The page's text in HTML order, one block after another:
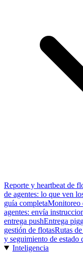
Reporte y heartbeat de
de agentes: lo que ven
guía completaMonitoreo
agentes: envía
entrega pushEntrega
gestión de flotasRutas
y seguimiento de estado
Inteligencia